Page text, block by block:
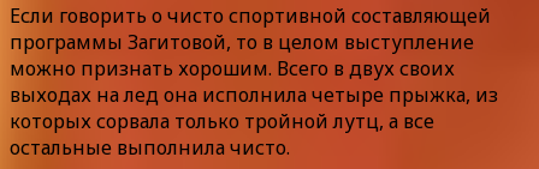
Если говорить о чисто спортивной составляющей
программы Загитовой, то в целом выступление
можно признать хорошим. Всего в двух своих
выходах на лед она исполнила четыре прыжка, из
которых сорвала только тройной лутц, а все
остальные выполнила чисто.